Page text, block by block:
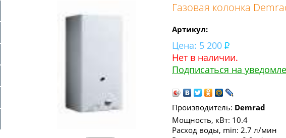
Газовая колонка
Артикул:
Цена: 5 200
Нет в наличии.
Подписаться на
Производитель: Demrad
Мощность, кВт: 10.4
Расход воды, min: 2.7 л/мин